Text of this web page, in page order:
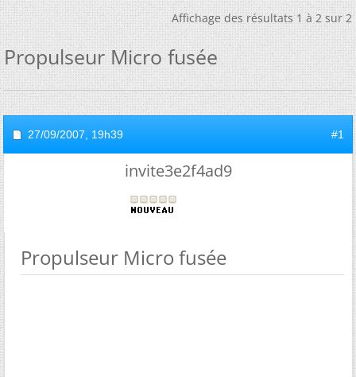
Affichage des résultats 1 à 2 sur 2
Propulseur Micro fusée
27/09/2007, 19h39 #1
invite3e2f4ad9
Propulseur Micro fusée